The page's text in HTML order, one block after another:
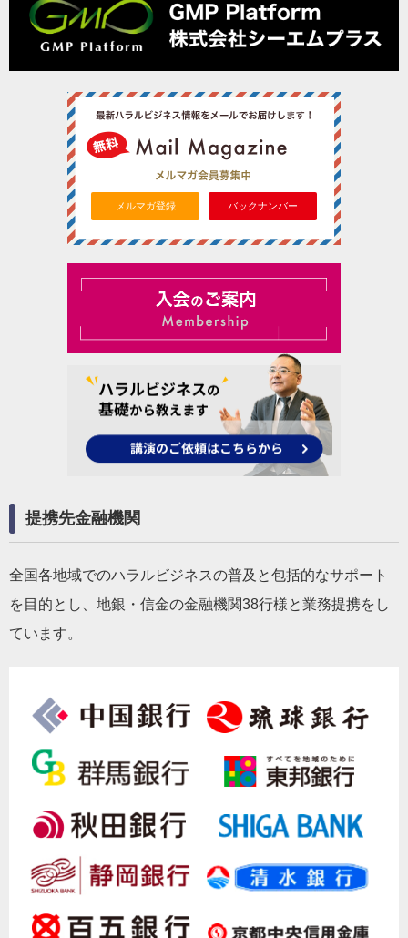
メルマガ登録 バックナンバー
提携先金融機関
全国各地域でのハラルビジネスの普及と包括的なサポート
を目的とし、地銀・信金の金融機関38行様と業務提携をし
ています。